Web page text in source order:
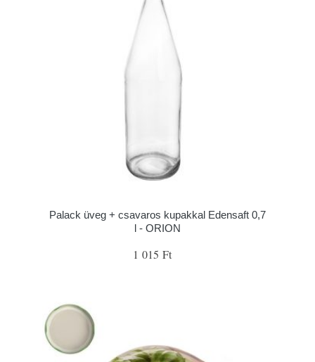
Palack üveg + csavaros kupakkal Edensaft 0,7
l - ORION
1 015 Ft